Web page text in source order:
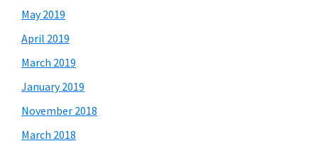
May 2019
April 2019
March 2019
January 2019
November 2018
March 2018